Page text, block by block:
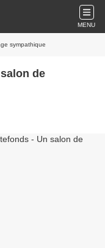
MENU
sympathique
de